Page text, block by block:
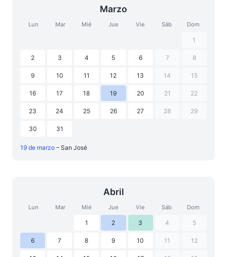
Marzo
Lun Mar Mié Jue Vie Sáb Dom
1
2 3 4 5 6 7 8
9 10 11 12 13 14 15
16 17 18 19 20 21 22
23 24 25 26 27 28 29
30 31
19 de marzo – San José
Abril
Lun Mar Mié Jue Vie Sáb Dom
1 2 3 4 5
6 7 8 9 10 11 12